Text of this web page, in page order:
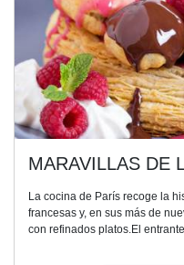
MARAVILLAS DE
La cocina de París recoge la
francesas y, en sus más de
con refinados platos.El